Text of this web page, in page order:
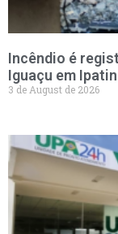
Incêndio é
Iguaçu em
3 de August de 2026